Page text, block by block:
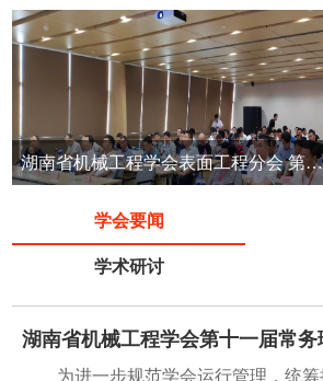
湖南省机械工程学会表面工程分会 第七届表面工程清洁生产技术交流会
学会要闻
学术研讨
为进一步规范学会运行管理，统